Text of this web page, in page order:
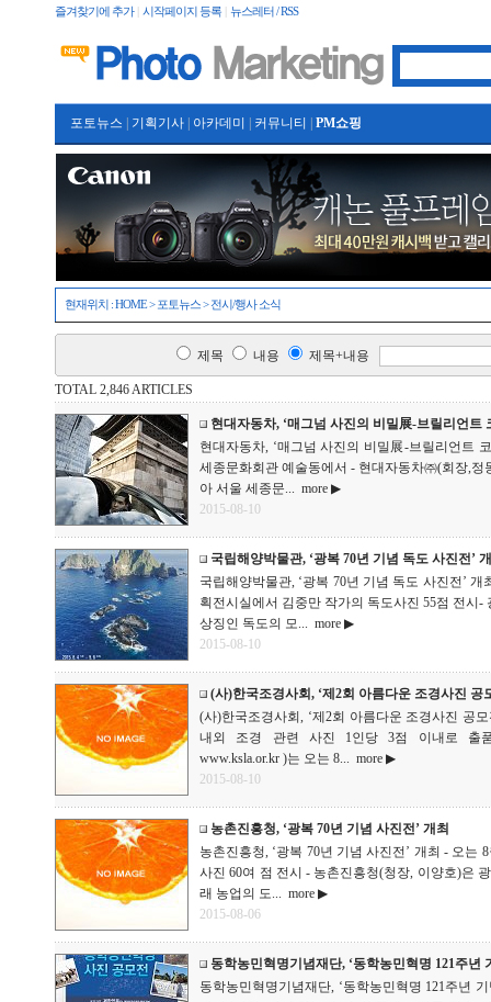
즐겨찾기에 추가| 시작페이지 등록 뉴스레터 / RSS
포토뉴스 기획기사 아카데미 커뮤니티 PM쇼핑
현재위치 :HOME>포토뉴스>전시/행사 소식
제목 내용 제목+내용
TOTAL 2,846 ARTICLES
현대자동차, ‘매그넘 사진의 비밀展-브릴리언트
현대자동차, ‘매그넘 사진의 비밀展-브릴리언트
세종문화회관 예술동에서 - 현대자동차㈜(회장,정
아 서울 세종문... more ▶
2015-08-10
국립해양박물관, ‘광복 70년 기념 독도 사진전’
국립해양박물관, ‘광복 70년 기념 독도 사진전’
획전시실에서 김중만 작가의 독도사진 55점 전시
상징인 독도의 모... more ▶
2015-08-10
(사)한국조경사회, ‘제2회 아름다운 조경사진 공
(사)한국조경사회, ‘제2회 아름다운 조경사진 공
내외 조경 관련 사진 1인당 3점 이내로 출
www.ksla.or.kr )는 오는 8... more ▶
2015-08-10
농촌진흥청, ‘광복 70년 기념 사진전’ 개최
농촌진흥청, ‘광복 70년 기념 사진전’ 개최 - 오는
사진 60여 점 전시 - 농촌진흥청(청장, 이양호)은
래 농업의 도... more ▶
2015-08-06
동학농민혁명기념재단, ‘동학농민혁명 121주
동학농민혁명기념재단, ‘동학농민혁명 121주년